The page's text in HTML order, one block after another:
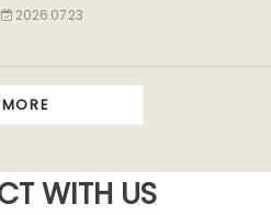
2026.07.23
MORE
WITH US